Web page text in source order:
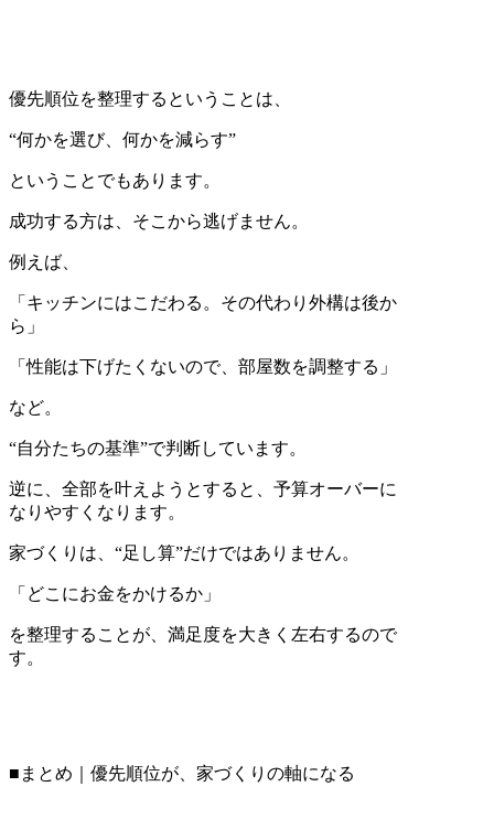
優先順位を整理するということは、
“何かを選び、何かを減らす”
ということでもあります。
成功する方は、そこから逃げません。
例えば、
「キッチンにはこだわる。その代わり外構は後か
ら」
「性能は下げたくないので、部屋数を調整する」
など。
“自分たちの基準”で判断しています。
逆に、全部を叶えようとすると、予算オーバーに
なりやすくなります。
家づくりは、“足し算”だけではありません。
「どこにお金をかけるか」
を整理することが、満足度を大きく左右するので
す。
■まとめ｜優先順位が、家づくりの軸になる